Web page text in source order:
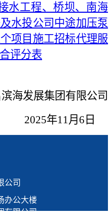
水工程、桥坝、南海
水投公司中途加压泵
个项目施工招标代理服
评分表
海发展集团有限公司
2025年11月 6 日
公司
办公大楼
有限公司